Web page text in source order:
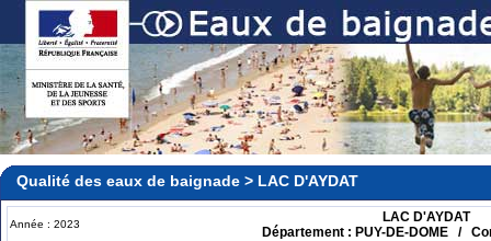
Qualité des eaux de baignade > LAC D'AYDAT
Année : 2023
LAC D'AYDAT
Département : PUY-DE-DOME /